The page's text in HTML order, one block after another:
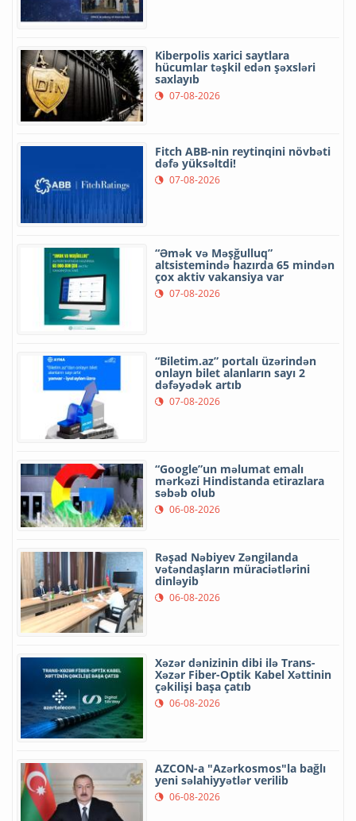
Kiberpolis xarici saytlara
hücumlar təşkil edən şəxsləri
saxlayıb
07-08-2026
Fitch ABB-nin reytinqini növbəti
dəfə yüksəltdi!
07-08-2026
“Əmək və Məşğulluq”
altsistemində hazırda 65 mindən
çox aktiv vakansiya var
07-08-2026
“Biletim.az” portalı üzərindən
onlayn bilet alanların sayı 2
dəfəyədək artıb
07-08-2026
“Google”un məlumat emalı
mərkəzi Hindistanda etirazlara
səbəb olub
06-08-2026
Rəşad Nəbiyev Zəngilanda
vətəndaşların müraciətlərini
dinləyib
06-08-2026
Xəzər dənizinin dibi ilə Trans-
Xəzər Fiber-Optik Kabel Xəttinin
çəkilişi başa çatıb
06-08-2026
AZCON-a "Azərkosmos"la bağlı
yeni səlahiyyətlər verilib
06-08-2026